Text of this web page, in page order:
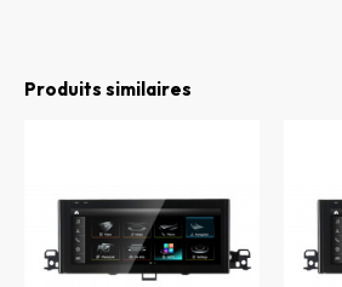
Produits similaires